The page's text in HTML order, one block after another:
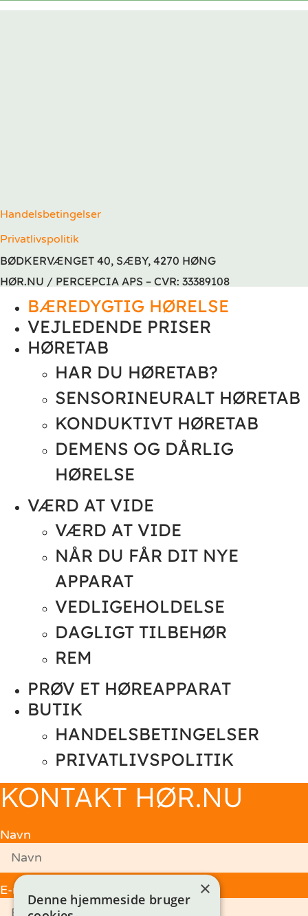
Handelsbetingelser
Privatlivspolitik
BØDKERVÆNGET 40, SÆBY, 4270 HØNG
HØR.NU / PERCEPCIA APS – CVR: 33389108
BÆREDYGTIG HØRELSE
VEJLEDENDE PRISER
HØRETAB
HAR DU HØRETAB?
SENSORINEURALT HØRETAB
KONDUKTIVT HØRETAB
DEMENS OG DÅRLIG
HØRELSE
VÆRD AT VIDE
VÆRD AT VIDE
NÅR DU FÅR DIT NYE
APPARAT
VEDLIGEHOLDELSE
DAGLIGT TILBEHØR
REM
PRØV ET HØREAPPARAT
BUTIK
HANDELSBETINGELSER
PRIVATLIVSPOLITIK
KONTAKT HØR.NU
Navn
E-mail ×
Denne hjemmeside bruger